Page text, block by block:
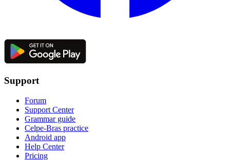
Support
Forum
Support Center
Grammar guide
Celpe-Bras practice
Android app
Help Center
Pricing